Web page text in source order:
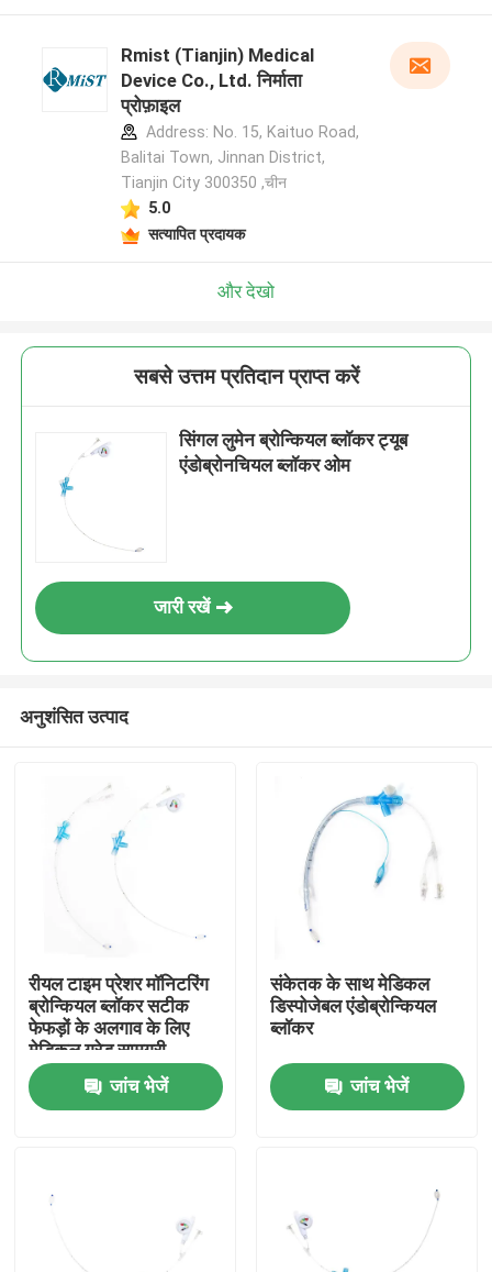
उत्पाद
वीआर दिखाएँ
Rmist (Tianjin) Medical
Device Co., Ltd. निर्माता
प्रोफ़ाइल
Address: No. 15, Kaituo Road,
Balitai Town, Jinnan District,
Tianjin City 300350 ,चीन
5.0
सत्यापित प्रदायक
और देखो
सबसे उत्तम प्रतिदान प्राप्त करें
सिंगल लुमेन ब्रोन्कियल ब्लॉकर ट्यूब
एंडोब्रोनचियल ब्लॉकर ओम
जारी रखें
अनुशंसित उत्पाद
रीयल टाइम प्रेशर मॉनिटरिंग
ब्रोन्कियल ब्लॉकर सटीक
फेफड़ों के अलगाव के लिए
मेडिकल ग्रेड सामग्री
जांच भेजें
संकेतक के साथ मेडिकल
डिस्पोजेबल एंडोब्रोन्कियल
ब्लॉकर
जांच भेजें